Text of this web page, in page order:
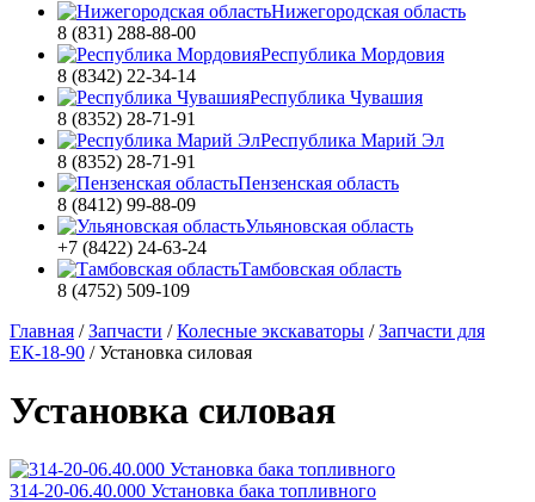
Нижегородская область
8 (831) 288-88-00
Республика Мордовия
8 (8342) 22-34-14
Республика Чувашия
8 (8352) 28-71-91
Республика Марий Эл
8 (8352) 28-71-91
Пензенская область
8 (8412) 99-88-09
Ульяновская область
+7 (8422) 24-63-24
Тамбовская область
8 (4752) 509-109
Главная /Запчасти /Колесные экскаваторы /Запчасти для
ЕК-18-90 /Установка силовая
Установка силовая
314-20-06.40.000 Установка бака топливного